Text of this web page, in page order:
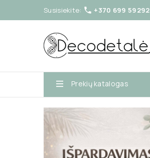
Susisiekite:  +370 699 59292
Prekių katalogas